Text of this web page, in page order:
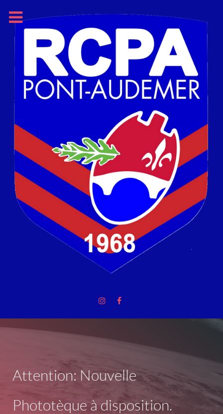
Attention: Nouvelle
Phototèque à disposition.